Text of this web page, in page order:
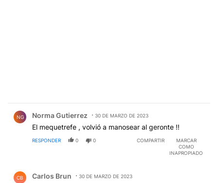
NG Norma Gutierrez 30 DE MARZO DE 2023
El mequetrefe , volvió a manosear al geronte !!
RESPONDER 0 0 COMPARTIR
MARCAR
COMO
INAPROPIADO
CB Carlos Brun 30 DE MARZO DE 2023